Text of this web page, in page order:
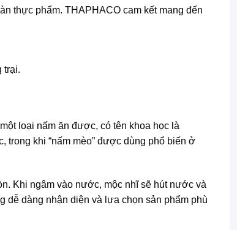
thực phẩm. THAPHACO cam kết mang đến
trại.
loại nấm ăn được, có tên khoa học là
trong khi “nấm mèo” được dùng phổ biến ở
Khi ngâm vào nước, mộc nhĩ sẽ hút nước và
dễ dàng nhận diện và lựa chọn sản phẩm phù